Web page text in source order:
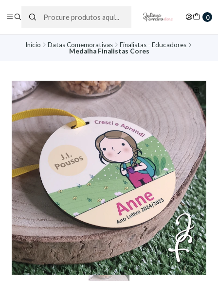
0
Início Datas Comemorativas
Finalistas - Educadores
Medalha Finalistas Cores